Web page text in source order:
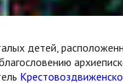
детей,